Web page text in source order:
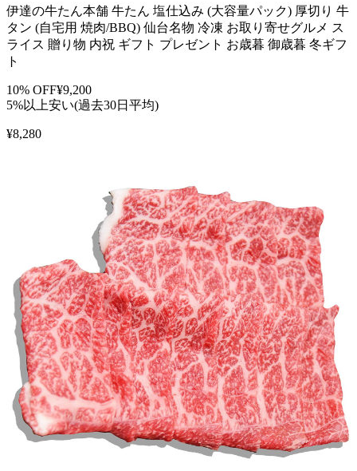
伊達の牛たん本舗 牛たん 塩仕込み (大容量パック) 厚切り 牛
タン (自宅用 焼肉/BBQ) 仙台名物 冷凍 お取り寄せグルメ ス
ライス 贈り物 内祝 ギフト プレゼント お歳暮 御歳暮 冬ギフ
ト
10% OFF¥9,200
5%以上安い(過去30日平均)
¥8,280